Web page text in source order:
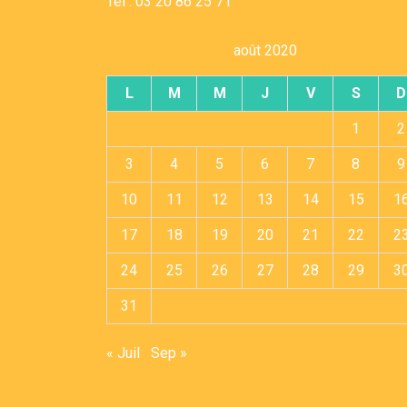
août 2020
L M M J V S D
1 2
3 4 5 6 7 8 9
10 11 12 13 14 15
17 18 19 20 21 22 23
24 25 26 27 28 29
31
« Juil Sep »